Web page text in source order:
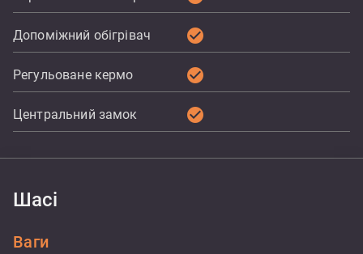
Допоміжний обігрівач check_circle
Регульоване кермо check_circle
Центральний замок check_circle
Шасі
Ваги